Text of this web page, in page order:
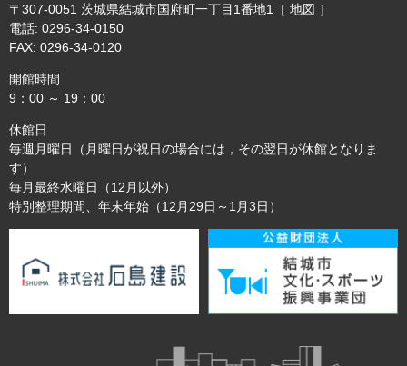
〒307-0051 茨城県結城市国府町一丁目1番地1 ［ 地図 ］
電話: 0296-34-0150
FAX: 0296-34-0120
開館時間
9：00 ～ 19：00
休館日
毎週月曜日（月曜日が祝日の場合には，その翌日が休館となりま
す）
毎月最終水曜日（12月以外）
特別整理期間、年末年始（12月29日～1月3日）